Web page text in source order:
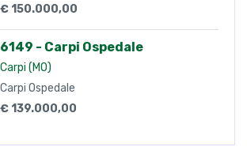
4396 - Carpi Centro Storico
Carpi (MO)
Carpi Centro Storico
€ 165.000,00